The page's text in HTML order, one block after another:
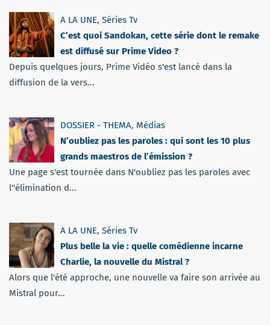
A LA UNE, Séries Tv
C’est quoi Sandokan, cette série dont le remake
est diffusé sur Prime Video ?
Depuis quelques jours, Prime Vidéo s'est lancé dans la
diffusion de la vers...
DOSSIER - THEMA, Médias
N’oubliez pas les paroles : qui sont les 10 plus
grands maestros de l’émission ?
Une page s'est tournée dans N'oubliez pas les paroles avec
l''élimination d...
A LA UNE, Séries Tv
Plus belle la vie : quelle comédienne incarne
Charlie, la nouvelle du Mistral ?
Alors que l'été approche, une nouvelle va faire son arrivée au
Mistral pour...